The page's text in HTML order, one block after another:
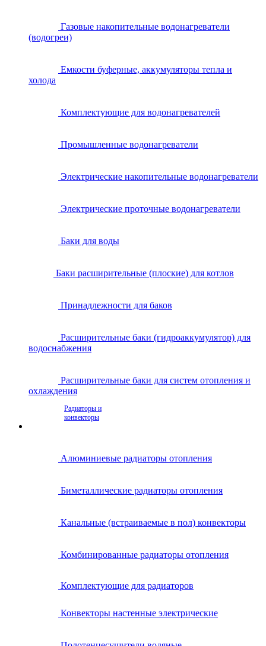
Газовые накопительные водонагреватели
(водогреи)
Емкости буферные, аккумуляторы тепла и
холода
Комплектующие для водонагревателей
Промышленные водонагреватели
Электрические накопительные водонагреватели
Электрические проточные водонагреватели
Баки для воды
Баки расширительные (плоские) для котлов
Принадлежности для баков
Расширительные баки (гидроаккумулятор) для
водоснабжения
Расширительные баки для систем отопления и
охлаждения
Радиаторы и
конвекторы
Алюминиевые радиаторы отопления
Биметаллические радиаторы отопления
Канальные (встраиваемые в пол) конвекторы
Комбинированные радиаторы отопления
Комплектующие для радиаторов
Конвекторы настенные электрические